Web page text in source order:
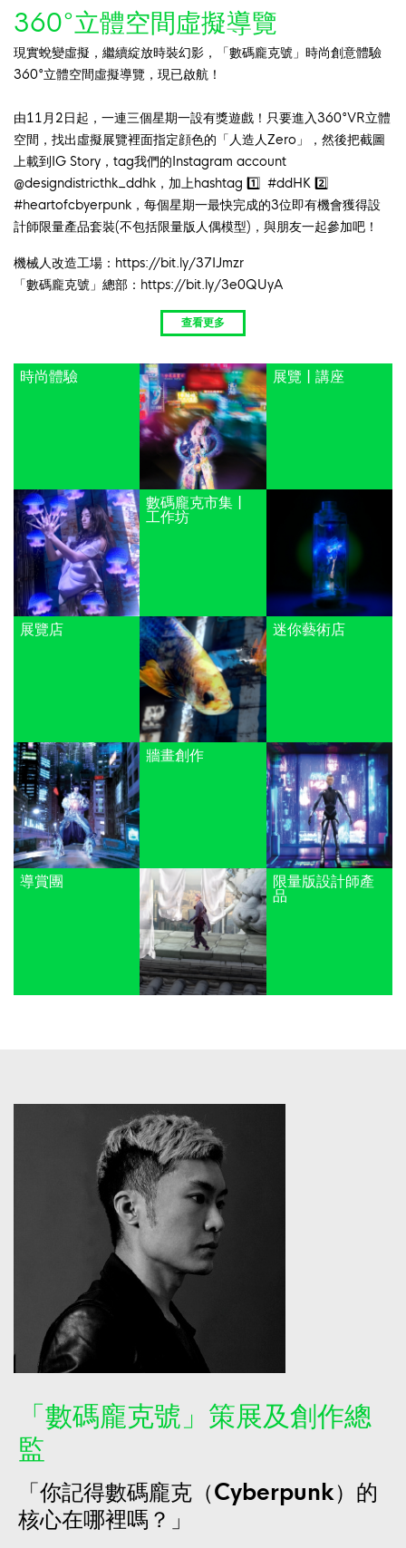
360°立體空間虛擬導覽
現實蛻變虛擬，繼續綻放時裝幻影，「數碼龐克號」時尚創意體驗
360°立體空間虛擬導覽，現已啟航！
由11月2日起，一連三個星期一設有獎遊戲！只要進入360°VR立體
空間，找出虛擬展覽裡面指定顔色的「人造人Zero」，然後把截圖
上載到IG Story，tag我們的Instagram account
@designdistricthk_ddhk，加上hashtag 1️⃣ #ddHK 2️⃣
#heartofcbyerpunk，每個星期一最快完成的3位即有機會獲得設
計師限量產品套裝(不包括限量版人偶模型)，與朋友一起參加吧！
機械人改造工場： https://bit.ly/37IJmzr
「數碼龐克號」總部： https://bit.ly/3e0QUyA
查看更多
時尚體驗 展覽 | 講座
數碼龐克市集 |
工作坊
展覽店 迷你藝術店
牆畫創作
導賞團 限量版設計師產
品
「數碼龐克號」策展及創作總
監
「你記得數碼龐克（Cyberpunk）的
核心在哪裡嗎？」